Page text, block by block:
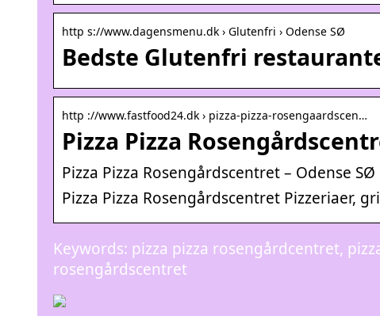
http s://www.dagensmenu.dk › Glutenfri › Odense SØ
Bedste Glutenfri
http ://www.fastfood24.dk › pizza-pizza-rosengaardscen…
Pizza Pizza
Pizza Pizza Rosengårdscentret – Odense SØ
Pizza Pizza Rosengårdscentret Pizzeriaer,
Keywords: pizza pizza rosengårdcentret,
rosengårdscentret